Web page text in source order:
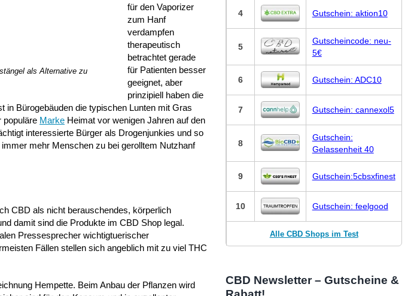
als Alternative zu
für den Vaporizer
zum Hanf
verdampfen
therapeutisch
betrachtet gerade
für Patienten besser
geeignet, aber
prinzipiell haben die
in Bürogebäuden die typischen Lunten mit Gras
populäre Marke Heimat vor wenigen Jahren auf den
interessierte Bürger als Drogenjunkies und so
mehr Menschen zu bei gerolltem Nutzhanf
CBD als nicht berauschendes, körperlich
damit sind die Produkte im CBD Shop legal.
Pressesprecher wichtigtuerischer
Fällen stellen sich angeblich mit zu viel THC
Hempette. Beim Anbau der Pflanzen wird
4 Gutschein: aktion10
5
Gutscheincode: neu-
5€
6 Gutschein: ADC10
7 Gutschein: cannexol5
8
Gutschein:
Gelassenheit 40
9 Gutschein:5cbsxfinest
10 Gutschein: feelgood
Alle CBD Shops im Test
CBD Newsletter – Gutscheine &